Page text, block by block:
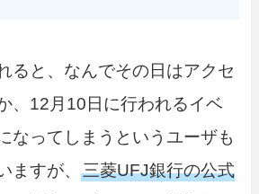
ると、なんでその日はアクセ
、12月10日に行われるイベ
なってしまうというユーザも
ますが、三菱UFJ銀行の公式